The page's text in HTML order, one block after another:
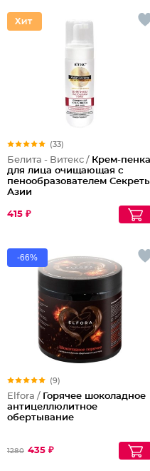
(33)
Белита - Витекс / Крем-пенка
для лица очищающая с
пенообразователем
Азии
415 ₽
-66%
(9)
Elfora / Горячее шоколадное
антицеллюлитное
обертывание
1280 435 ₽